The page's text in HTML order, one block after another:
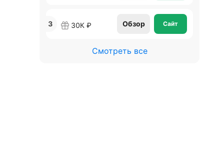
3 30К ₽ Обзор Сайт
Смотреть все